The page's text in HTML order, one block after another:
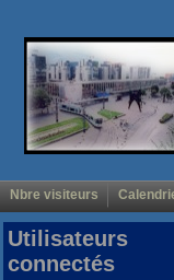
Nbre visiteurs
Utilisateurs
connectés